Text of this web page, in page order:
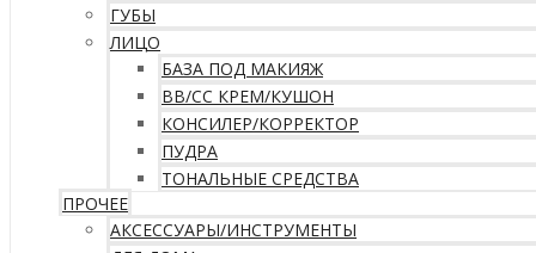
ГУБЫ
ЛИЦО
БАЗА ПОД МАКИЯЖ
ВВ/CC КРЕМ/КУШОН
КОНСИЛЕР/КОРРЕКТОР
ПУДРА
ТОНАЛЬНЫЕ СРЕДСТВА
ПРОЧЕЕ
АКСЕССУАРЫ/ИНСТРУМЕНТЫ